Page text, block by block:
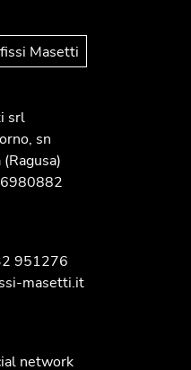
Masetti
srl
sn
(Ragusa)
951276
masetti.it
network